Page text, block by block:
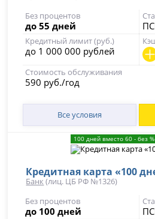
Без процентов
до 55 дней
Кредитный лимит (руб.)
до 1 000 000 рублей
Стоимость обслуживания
590 руб./год
Все условия
100 дней вместо 60 - без %
Кредитная карта «100
Банк (лиц. ЦБ РФ №1326)
Без процентов
до 100 дней